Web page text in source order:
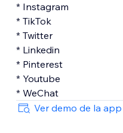
* Instagram
* TikTok
* Twitter
* Linkedin
* Pinterest
* Youtube
* WeChat
Ver demo de la app